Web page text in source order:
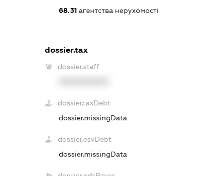
68.31агентства нерухомості
dossier.tax
dossier.staff
dossier.taxDebt
dossier.missingData
dossier.esvDebt
dossier.missingData